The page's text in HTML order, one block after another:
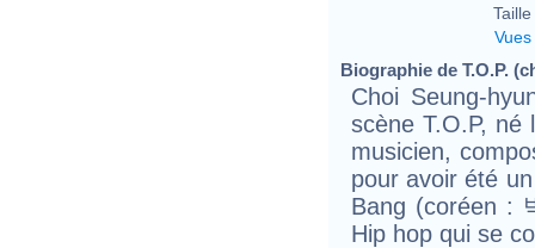
Taille
Vues
Biographie de T.O.P.
Choi Seung-
scène T.O.P, né
musicien,
pour avoir été
Bang (coréen :
Hip hop qui se